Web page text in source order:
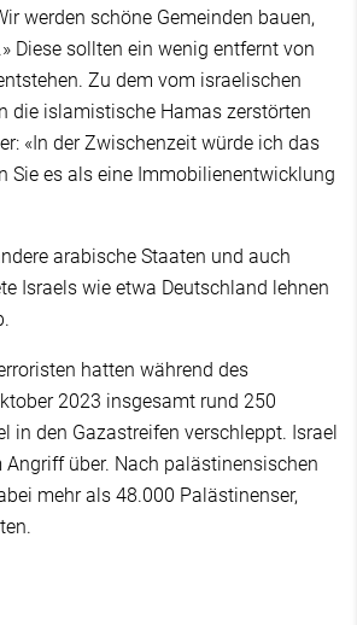
werden schöne Gemeinden bauen,
Diese sollten ein wenig entfernt von
Zu dem vom israelischen
die islamistische Hamas zerstörten
«In der Zwischenzeit würde ich das
Sie es als eine Immobilienentwicklung
arabische Staaten und auch
Israels wie etwa Deutschland lehnen
hatten während des
2023 insgesamt rund 250
in den Gazastreifen verschleppt. Israel
über. Nach palästinensischen
mehr als 48.000 Palästinenser,